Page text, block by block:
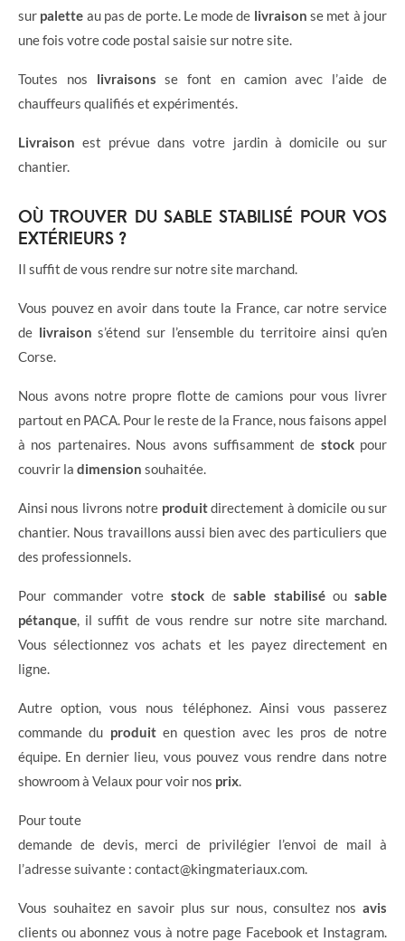
sur palette au pas de porte. Le mode de livraison se met à jour
une fois votre code postal saisie sur notre site.
Toutes nos livraisons se font en camion avec l’aide de
chauffeurs qualifiés et expérimentés.
Livraison est prévue dans votre jardin à domicile ou sur
chantier.
OÙ TROUVER DU SABLE STABILISÉ POUR VOS
EXTÉRIEURS ?
Il suffit de vous rendre sur notre site marchand.
Vous pouvez en avoir dans toute la France, car notre service
de livraison s’étend sur l’ensemble du territoire ainsi qu’en
Corse.
Nous avons notre propre flotte de camions pour vous livrer
partout en PACA. Pour le reste de la France, nous faisons appel
à nos partenaires. Nous avons suffisamment de stockpour
couvrir la dimension souhaitée.
Ainsi nous livrons notre produitdirectement à domicile ou sur
chantier. Nous travaillons aussi bien avec des particuliers que
des professionnels.
Pour commander votre stockdesable stabiliséou sable
pétanque , il suffit de vous rendre sur notre site marchand.
Vous sélectionnez vos achats et les payez directement en
ligne.
Autre option, vous nous téléphonez. Ainsi vous passerez
commande du produiten question avec les pros de notre
équipe. En dernier lieu, vous pouvez vous rendre dans notre
showroom à Velaux pour voir nos prix
Pour toute
demande de devis, merci de privilégier l’envoi de mail à
l’adresse suivante : contact@kingmateriaux.com.
Vous souhaitez en savoir plus sur nous, consultez nos avis
clients ou abonnez vous à notre page Facebook et Instagram.